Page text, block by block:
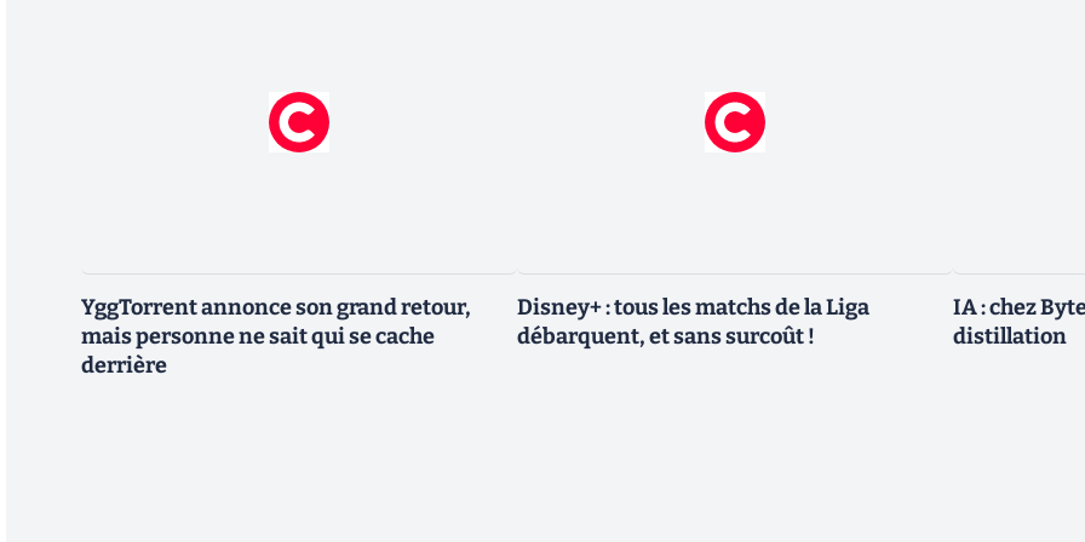
YggTorrent annonce son grand retour,
mais personne ne sait qui se cache
derrière
Disney+ : tous les matchs de la Liga
débarquent, et sans surcoût !
IA : chez
distillation